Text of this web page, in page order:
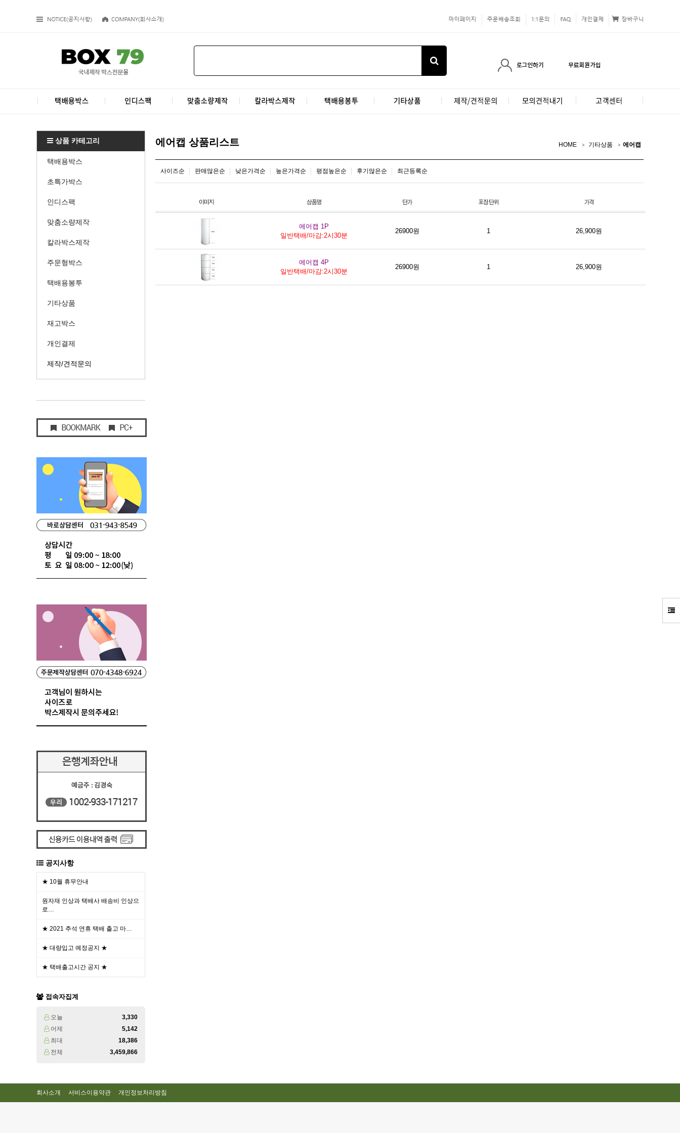
상품 카테고리
택배용박스
초특가박스
인디스팩
맞춤소량제작
칼라박스제작
주문형박스
택배용봉투
기타상품
재고박스
개인결제
제작/견적문의
공지사항
★ 10월 휴무안내
원자재 인상과 택배사 배송비 인상으
로…
★ 2021 추석 연휴 택배 출고 마…
★ 대량입고 예정공지 ★
★ 택배출고시간 공지 ★
접속자집계
오늘
3,330
어제
5,142
최대
18,386
전체
3,459,866
에어캡 상품리스트 HOME 기타상품 에어캡
사이즈순 판매많은순 낮은가격순 높은가격순 평점높은순 후기많은순 최근등록순
에어캡 1P
일반택배/마감:2시30분
26900원 1 26,900원
에어캡 4P
일반택배/마감:2시30분
26900원 1 26,900원
회사소개 서비스이용약관 개인정보처리방침